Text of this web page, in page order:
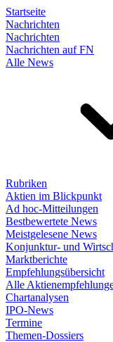
Startseite
Nachrichten
Nachrichten
Nachrichten auf FN
Alle News
Rubriken
Aktien im Blickpunkt
Ad hoc-Mitteilungen
Bestbewertete News
Meistgelesene News
Konjunktur- und
Marktberichte
Empfehlungsübersicht
Alle
Chartanalysen
IPO-News
Termine
Themen-Dossiers